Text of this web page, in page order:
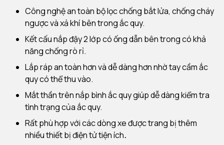
Công nghệ an toàn bộ lọc chống bắt lửa, chống cháy
ngược và xả khí bên trong ắc quy.
Kết cấu nắp đậy 2 lớp có ống dẫn bên trong có khả
năng chống rò rỉ.
Lắp ráp an toàn hơn và dễ dàng hơn nhờ tay cầm ắc
quy có thể thu vào.
Mắt thần trên nắp bình ắc quy giúp dễ dàng kiểm tra
tình trạng của ắc quy.
Rất phù hợp với các dòng xe được trang bị thêm
nhiều thiết bị điện tử tiện ích.